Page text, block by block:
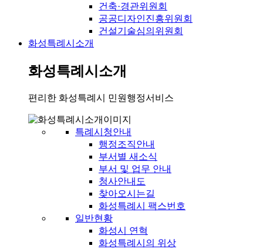
건축·경관위원회
공공디자인진흥위원회
건설기술심의위원회
화성특례시소개
화성특례시소개
편리한 화성특례시 민원행정서비스
특례시청안내
행정조직안내
부서별 새소식
부서 및 업무 안내
청사안내도
찾아오시는길
화성특례시 팩스번호
일반현황
화성시 연혁
화성특례시의 위상